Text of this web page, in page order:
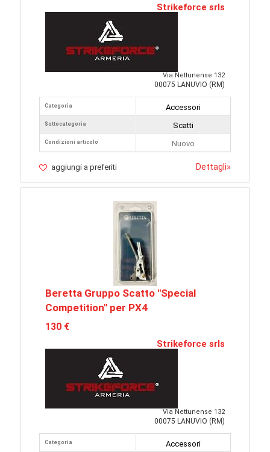
Strikeforce srls
Via Nettunense 132
00075 LANUVIO (RM)
Categoria
Sottocategoria
Condizioni articolo
Accessori
Scatti
Nuovo
aggiungi a preferiti Dettagli»
Beretta Gruppo Scatto "Special
Competition" per PX4
130 €
Strikeforce srls
Via Nettunense 132
00075 LANUVIO (RM)
Categoria
Accessori